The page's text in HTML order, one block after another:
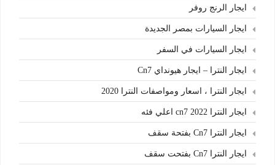
ايجار الرنج روفر
ايجار السيارات بمصر الجديدة
ايجار السيارات في السفر
ايجار النترا – ايجار هيونداي Cn7
ايجار النترا ، اسعار ومواصفات النترا 2020
ايجار النترا cn7 2022 اعلي فئه
ايجار النترا Cn7 بفتحة سقف
ايجار النترا Cn7 بفتحت سقف